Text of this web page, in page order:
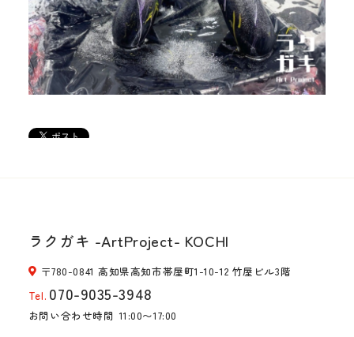
ラクガキ -ArtProject- KOCHI
〒780-0841 高知県高知市帯屋町1-10-12 竹屋ビル3階
Tel. 070-9035-3948
お問い合わせ時間 11:00〜17:00